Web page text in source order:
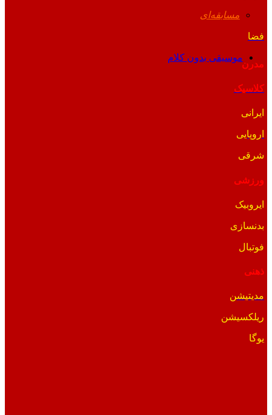
مسابقه‌ای
فضا
موسیقی بدون کلام
مدرن
کلاسیک
ایرانی
اروپایی
شرقی
ورزشی
ایروبیک
بدنسازی
فوتبال
ذهنی
مدیتیشن
ریلکسیشن
یوگا